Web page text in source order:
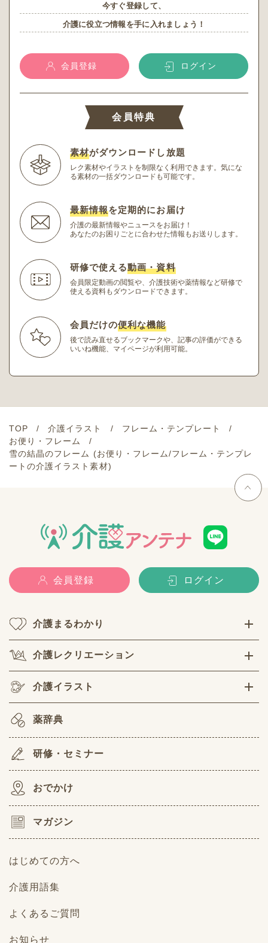
今すぐ登録して、
介護に役立つ情報を手に入れましょう！
会員登録 ログイン
会員特典
素材がダウンロードし放題
レク素材やイラストを制限なく利用できます。 気にな
る素材の一括ダウンロードも可能です。
最新情報を定期的にお届け
介護の最新情報やニュースをお届け！
あなたのお困りごとに合わせた情報もお送りします。
研修で使える動画・資料
会員限定動画の閲覧や、介護技術や薬情報など研修で
使える資料もダウンロードできます。
会員だけの便利な機能
後で読み直せるブックマークや、記事の評価ができる
いいね機能、マイページが利用可能。
TOP 介護イラスト
フレーム・テンプレート
お便り・フレーム
雪の結晶のフレーム (お便り・フレーム/フレーム・テンプレ
ートの介護イラスト素材)
会員登録 ログイン
介護まるわかり
介護レクリエーション
介護イラスト
薬辞典
研修・セミナー
おでかけ
マガジン
はじめての方へ
介護用語集
よくあるご質問
お知らせ